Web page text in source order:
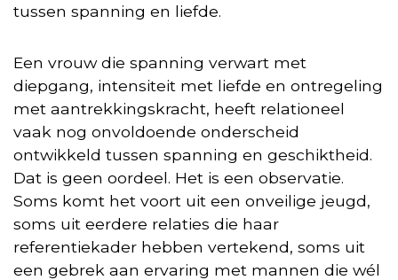
tussen spanning en liefde.
Een vrouw die spanning verwart met
diepgang, intensiteit met liefde en ontregeling
met aantrekkingskracht, heeft relationeel
vaak nog onvoldoende onderscheid
ontwikkeld tussen spanning en geschiktheid.
Dat is geen oordeel. Het is een observatie.
Soms komt het voort uit een onveilige jeugd,
soms uit eerdere relaties die haar
referentiekader hebben vertekend, soms uit
een gebrek aan ervaring met mannen die wél